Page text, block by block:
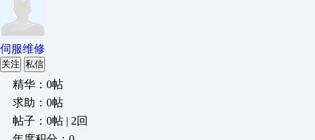
伺服维修
关注 私信
精华：0帖
求助：0帖
帖子：0帖 | 2回